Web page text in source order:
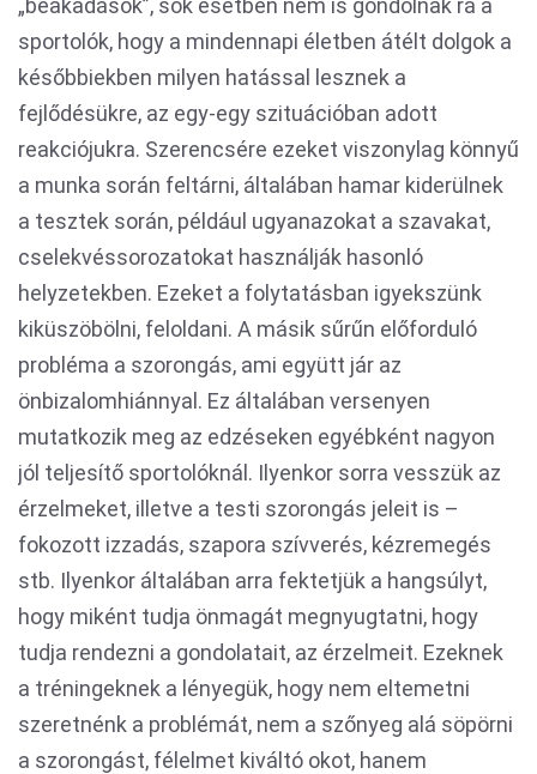
„beakadások”, sok esetben nem is gondolnak rá a
sportolók, hogy a mindennapi életben átélt dolgok a
későbbiekben milyen hatással lesznek a
fejlődésükre, az egy-egy szituációban adott
reakciójukra. Szerencsére ezeket viszonylag könnyű
a munka során feltárni, általában hamar kiderülnek
a tesztek során, például ugyanazokat a szavakat,
cselekvéssorozatokat használják hasonló
helyzetekben. Ezeket a folytatásban igyekszünk
kiküszöbölni, feloldani. A másik sűrűn előforduló
probléma a szorongás, ami együtt jár az
önbizalomhiánnyal. Ez általában versenyen
mutatkozik meg az edzéseken egyébként nagyon
jól teljesítő sportolóknál. Ilyenkor sorra vesszük az
érzelmeket, illetve a testi szorongás jeleit is –
fokozott izzadás, szapora szívverés, kézremegés
stb. Ilyenkor általában arra fektetjük a hangsúlyt,
hogy miként tudja önmagát megnyugtatni, hogy
tudja rendezni a gondolatait, az érzelmeit. Ezeknek
a tréningeknek a lényegük, hogy nem eltemetni
szeretnénk a problémát, nem a szőnyeg alá söpörni
a szorongást, félelmet kiváltó okot, hanem